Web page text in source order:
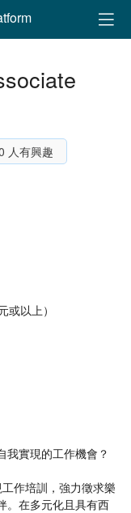
人有興趣
以上）
我實現的工作機會？
作培訓，強力徵求樂
。在多元化且具有西